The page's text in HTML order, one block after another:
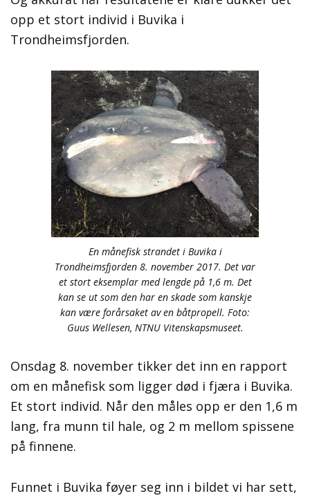
opp et stort individ i Buvika i
Trondheimsfjorden.
En månefisk strandet i Buvika i
Trondheimsfjorden 8. november 2017. Det var
et stort eksemplar med lengde på 1,6 m. Det
kan se ut som den har en skade som kanskje
kan være forårsaket av en båtpropell. Foto:
Guus Wellesen, NTNU Vitenskapsmuseet.
Onsdag 8. november tikker det inn en rapport
om en månefisk som ligger død i fjæra i Buvika.
Et stort individ. Når den måles opp er den 1,6 m
lang, fra munn til hale, og 2 m mellom spissene
på finnene.
Funnet i Buvika føyer seg inn i bildet vi har sett,